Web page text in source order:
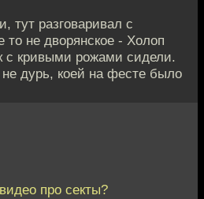
тут разговаривал с
не дворянское - Холоп
с кривыми рожами сидели.
дурь, коей на фесте было
про секты?